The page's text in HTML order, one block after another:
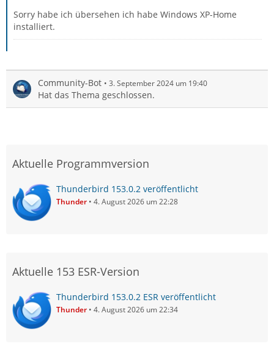
Sorry habe ich übersehen ich habe Windows XP-Home
installiert.
Community-Bot 3. September 2024 um 19:40
Hat das Thema geschlossen.
Aktuelle Programmversion
Thunderbird 153.0.2 veröffentlicht
Thunder 4. August 2026 um 22:28
Aktuelle 153 ESR-Version
Thunderbird 153.0.2 ESR veröffentlicht
Thunder 4. August 2026 um 22:34